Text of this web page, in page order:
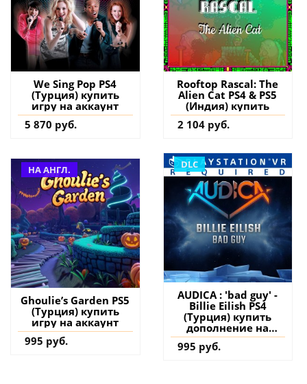
We Sing Pop PS4
(Турция) купить
игру на аккаунт
5 870 руб.
Rooftop Rascal: The
Alien Cat PS4 & PS5
(Индия) купить
2 104 руб.
НА АНГЛ.
Ghoulie’s Garden PS5
(Турция) купить
игру на аккаунт
995 руб.
DLC
AUDICA : 'bad guy' -
Billie Eilish PS4
(Турция) купить
дополнение на
аккаунт
995 руб.